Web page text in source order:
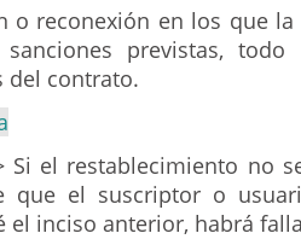
o reconexión en los que
previstas,
del contrato.
Si el restablecimiento no
que el suscriptor o
el inciso anterior, habrá